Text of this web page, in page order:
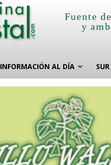
Fuente
y
INFORMACIÓN AL DÍA